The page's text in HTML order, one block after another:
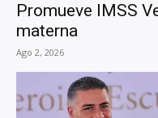
Promueve IMSS
materna
Ago 2, 2026